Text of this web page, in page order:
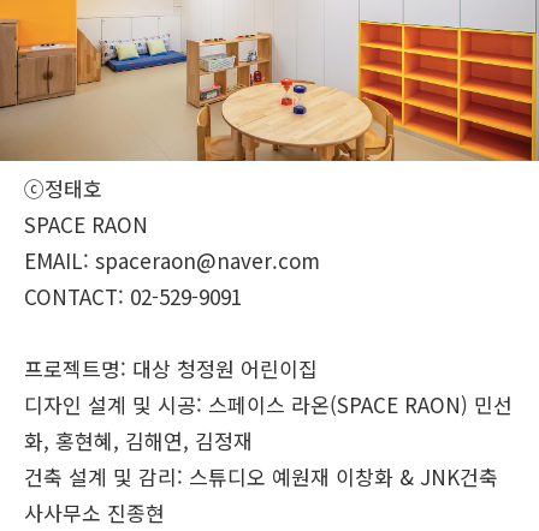
ⓒ정태호
SPACE RAON
EMAIL: spaceraon@naver.com
CONTACT: 02-529-9091
프로젝트명: 대상 청정원 어린이집
디자인 설계 및 시공: 스페이스 라온(SPACE RAON) 민선
화, 홍현혜, 김해연, 김정재
건축 설계 및 감리: 스튜디오 예원재 이창화 & JNK건축
사사무소 진종현